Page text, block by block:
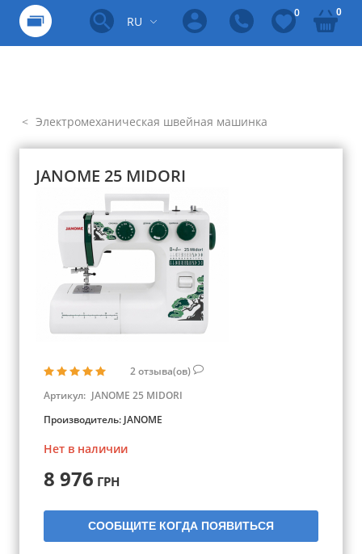
RU
0 0
Электромеханическая швейная машинка
JANOME 25 MIDORI
2отзыва(ов)
Артикул: JANOME 25 MIDORI
Производитель: JANOME
Нет в наличии
8 976 ГРН
СООБЩИТЕ КОГДА ПОЯВИТЬСЯ